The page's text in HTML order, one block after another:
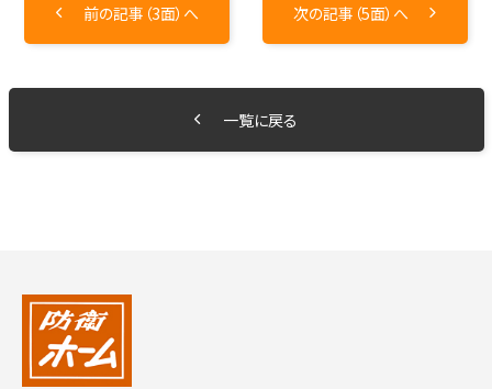
前の記事（3面）へ 次の記事（5面）へ
一覧に戻る